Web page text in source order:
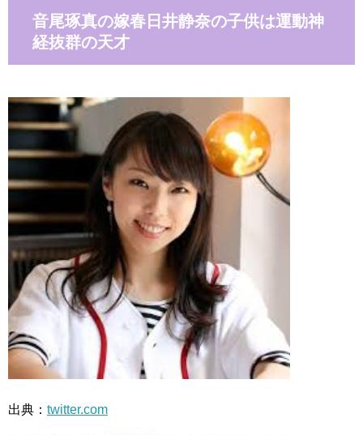
音尾琢真の嫁春日井静奈の子供は運動神
経抜群の天才
出典： twitter.com